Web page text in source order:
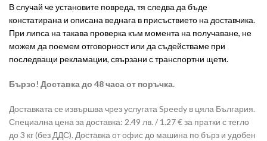
В случай че установите повреда, тя следва да бъде
констатирана и описана веднага в присъствието на доставчика.
При липса на такава проверка към момента на получаване, не
можем да поемем отговорност или да съдействаме при
последващи рекламации, свързани с транспортни щети.
Бързо! Доставка до 48 часа от поръчка.
Доставката се извършва чрез услугата Speedy в цяла България.
Специална цена за доставка: 2.49 лв. / 1.27 € за пратки с тегло
до 3 кг (без ДДС). Доставка от офис до машина по бърз и удобен